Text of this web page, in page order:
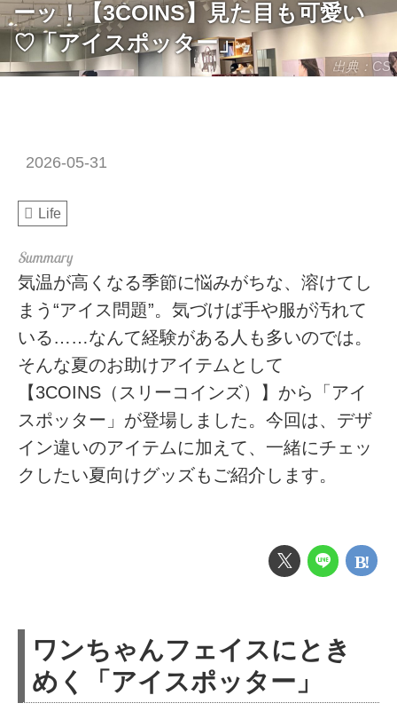
出典：CS
ーッ！【3COINS】見た目も可愛い
♡「アイスポッター」
2026-05-31
Life
気温が高くなる季節に悩みがちな、溶けてし
まう“アイス問題”。気づけば手や服が汚れて
いる……なんて経験がある人も多いのでは。
そんな夏のお助けアイテムとして
【3COINS（スリーコインズ）】から「アイ
スポッター」が登場しました。今回は、デザ
イン違いのアイテムに加えて、一緒にチェッ
クしたい夏向けグッズもご紹介します。
ワンちゃんフェイスにとき
めく「アイスポッター」